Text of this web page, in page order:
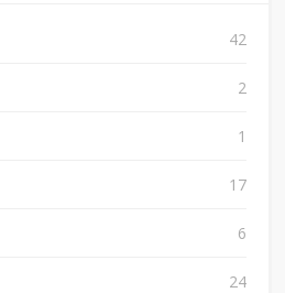
42
2
1
17
6
24